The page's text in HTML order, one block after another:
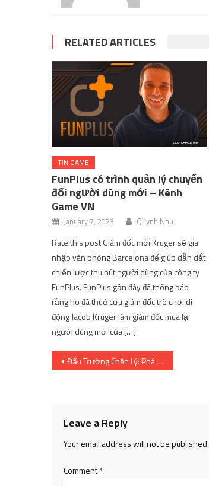
RELATED ARTICLES
TIN GAME
FunPlus có trình quản lý chuyển
đổi người dùng mới – Kênh
Game VN
January 7, 2023 Quynh Nhu
Rate this post Giám đốc mới Kruger sẽ gia
nhập văn phòng Barcelona để giúp dẫn dắt
chiến lược thu hút người dùng của công ty
FunPlus. FunPlus gần đây đã thông báo
rằng họ đã thuê cựu giám đốc trò chơi di
động Jacob Kruger làm giám đốc mua lại
người dùng mới của […]
Post
Đấu Trường Chân Lý: Phá cách với đội hình Đi riêng của mùa 7.5 | SharingFunVN
Leave a Reply
Your email address will not be published.
Comment*